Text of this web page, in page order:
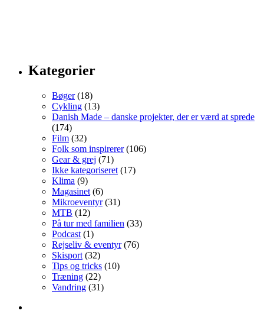
Kategorier
Bøger(18)
Cykling (13)
Danish Made – danske projekter, der er værd at sprede
(174)
Film (32)
Folk som inspirerer(106)
Gear & grej (71)
Ikke kategoriseret (17)
Klima (9)
Magasinet (6)
Mikroeventyr(31)
MTB (12)
På tur med familien (33)
Podcast (1)
Rejseliv & eventyr(76)
Skisport (32)
Tips og tricks (10)
Træning (22)
Vandring (31)